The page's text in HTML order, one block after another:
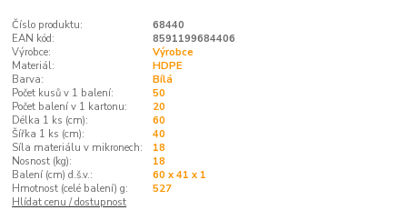
Číslo produktu:
68440
EAN kód:
8591199684406
Výrobce:
Výrobce
Materiál:
HDPE
Barva:
Bílá
Počet kusů v 1 balení:
50
Počet balení v 1 kartonu:
20
Délka 1 ks (cm):
60
Šířka 1 ks (cm):
40
Síla materiálu v mikronech:
18
Nosnost (kg):
18
Balení (cm) d.š.v.:
60 x 41 x 1
Hmotnost (celé balení) g:
527
Hlídat cenu / dostupnost